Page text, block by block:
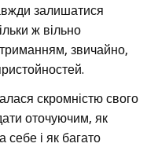
залишатися
ж вільно
звичайно,
скромністю свого
оточуючим, як
і як багато